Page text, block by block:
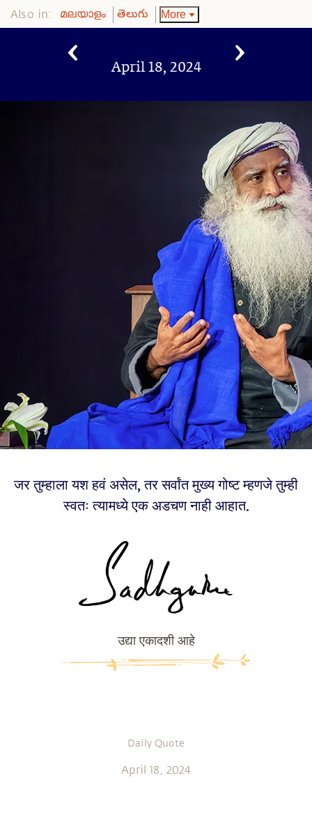
Also in: മലയാളം తెలుగు More
April 18, 2024
जर तुम्हाला यश हवं असेल, तर सर्वांत मुख्य गोष्ट म्हणजे तुम्ही
स्वतः त्यामध्ये एक अडचण नाही आहात.
उद्या एकादशी आहे
Daily Quote
April 18, 2024